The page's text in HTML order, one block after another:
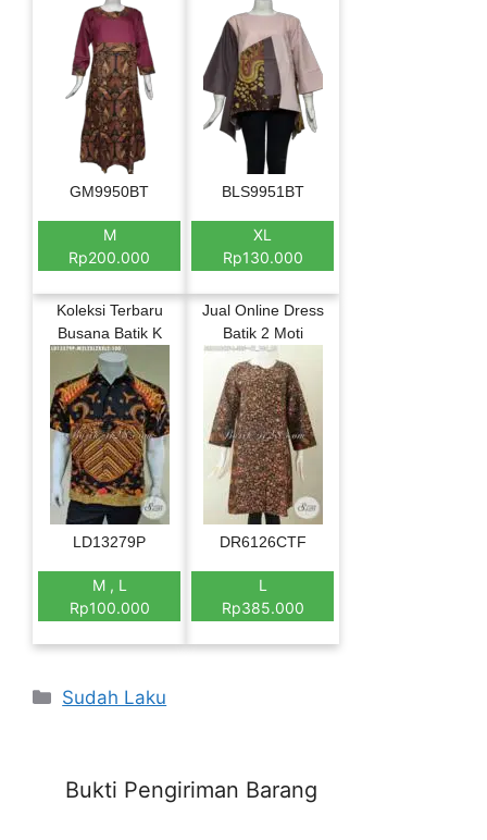
GM9950BT
M
Rp200.000
BLS9951BT
XL
Rp130.000
Koleksi Terbaru
Busana Batik K
LD13279P
M , L
Rp100.000
Jual Online Dress
Batik 2 Moti
DR6126CTF
L
Rp385.000
Categories
Sudah Laku
Bukti Pengiriman Barang